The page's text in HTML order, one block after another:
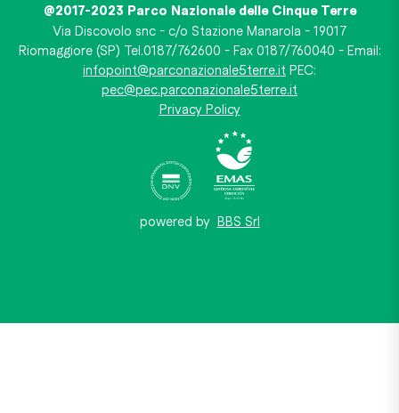
@2017-2023 Parco Nazionale delle Cinque Terre
Via Discovolo snc - c/o Stazione Manarola - 19017
Riomaggiore (SP) Tel.0187/762600 - Fax 0187/760040 - Email:
infopoint@parconazionale5terre.it PEC:
pec@pec.parconazionale5terre.it
Privacy Policy
powered by BBS Srl